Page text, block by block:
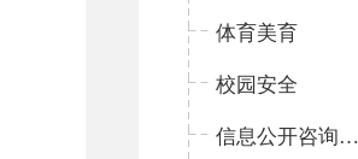
体育美育
校园安全
信息公开咨询指南